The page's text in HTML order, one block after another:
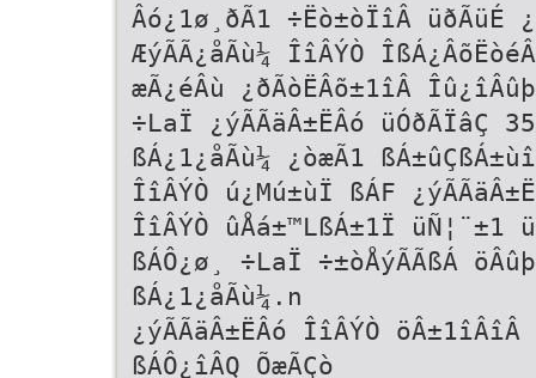
Âó¿1ø¸ðÃ1 ÷Ëò±òÏîÂ üðÃüÉ
ÆýÃÃ¿åÃù¼ ÎîÂÝÒ
æÃ¿éÂù ¿ðÃòËÂõ±1îÂ
÷LaÏ ¿ýÃÃäÂ±ËÂó üÓðÃÏâÇ
ßÁ¿1¿åÃù¼ ¿òæÃ1
ÎîÂÝÒ ú¿Mú±ùÏ ßÁF
ÎîÂÝÒ ûÅá±™LßÁ±1Ï üÑ¦¨±1
ßÁÔ¿ø¸ ÷LaÏ ÷±òÅýÃÃßÁ
ßÁ¿1¿åÃù¼.n
¿ýÃÃäÂ±ËÂó ÎîÂÝÒ
ßÁÔ¿îÂQ ÕæÃÇò